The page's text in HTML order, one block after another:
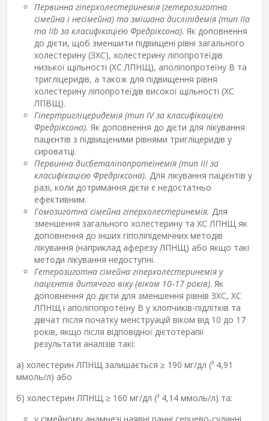
Первинна гіперхолестеринемія (гетерозиготна
сімейна і несімейна) та змішана дисліпідемія (тип IІа
та IIb за класифікацією Фредріксона). Як доповнення
до дієти, щоб зменшити підвищені рівні загального
холестерину (ЗХС), холестерину ліпопротеїдів
низької щільності (ХС ЛПНЩ), аполіпопротеїну В та
тригліцеридів, а також для підвищення рівня
холестерину ліпопротеїдів високої щільності (ХС
ЛПВЩ).
Гіпертригліцеридемія (тип IV за класифікацією
Фредріксона). Як доповнення до дієти для лікування
пацієнтів з підвищеними рівнями тригліцеридів у
сироватці.
Первинна дисбеталіпопротеїнемія (тип III за
класифікацією Фредріксона). Для лікування пацієнтів у
разі, коли дотримання дієти є недостатньо
ефективним.
Гомозиготна сімейна гіперхолестеринемія. Для
зменшення загального холестерину та ХС ЛПНЩ як
доповнення до інших гіполіпідемічних методів
лікування (наприклад аферезу ЛПНЩ) або якщо такі
методи лікування недоступні.
Гетерозиготна сімейна гіперхолестеринемія у
пацієнтів дитячого віку (віком 10-17 років). Як
доповнення до дієти для зменшення рівнів ЗХС, ХС
ЛПНЩ і аполіпопротеїну В у хлопчиків-підлітків та
дівчат після початку менструацій віком від 10 до 17
років, якщо після відповідної дієтотерапії
результати аналізів такі:
a) холестерин ЛПНЩ залишається ≥ 190 мг/дл (³ 4,91
ммоль/л) або
б) холестерин ЛПНЩ ≥ 160 мг/дл (³ 4,14 ммоль/л) та: